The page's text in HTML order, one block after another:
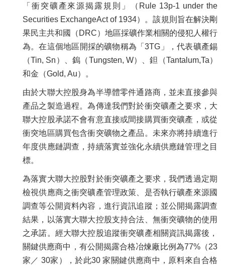
「衝突礦產來源揭露規則」（Rule 13p-1 under the
Securities ExchangeAct of 1934）。該規則旨在解決剛
果民主共和國（DRC）地區採礦作業相關的侵犯人權行
為。在這個地區開採的礦物稱為「3TG」，代表礦產錫
（Tin, Sn）、鎢（Tungsten, W）、鉭（Tantalum,Ta）
和金（Gold, Au）。
由於大聯大控股身為半導體零件通路商，並未直接參與
產品之製造過程。為傳達我們對於衝突礦產之要求，大
聯大控股承諾不會有意直接或間接購買衝突礦產，或從
衝突地區購買包含衝突礦物之產品。未來亦將持續進行
年度供應鏈調查，持續落實並強化永續供應鏈管理之目
標。
為落實大聯大控股對於衝突礦產之要求，我們透過定期
檢視供應商之衝突礦產管理政策、是否執行礦產來源國
調查等公開資料內容，進行資訊追蹤；並公開揭露調查
結果，以落實大聯大控股支持合法、無衝突礦物的使用
之承諾。經大聯大控股追蹤衝突礦產相關資訊揭露後，
關鍵供應商中，有公開揭露合格冶煉廠比例為77%（23
家／ 30家），於此30 家關鍵供應商中，原料來自合格